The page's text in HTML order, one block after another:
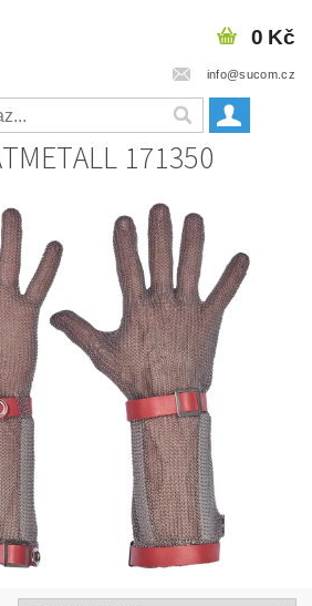
info@sucom.cz
0 Kč
171350